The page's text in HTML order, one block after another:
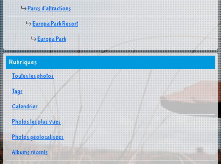
Parcs d'attractions
Europa Park Resort
Europa Park
Rubriques
Toutes les photos
Tags
Calendrier
Photos les plus vues
Photos géolocalisées
Albums récents